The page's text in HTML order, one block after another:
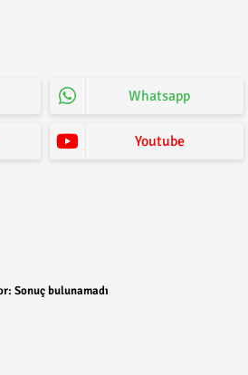
Whatsapp
Youtube
Sonuç bulunamadı